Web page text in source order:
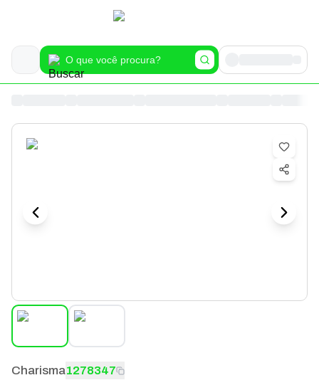
Charisma1278347